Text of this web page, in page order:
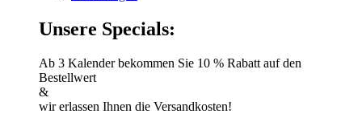
Unsere Specials:
Ab 3 Kalender bekommen Sie 10 % Rabatt auf den
Bestellwert
&
wir erlassen Ihnen die Versandkosten!